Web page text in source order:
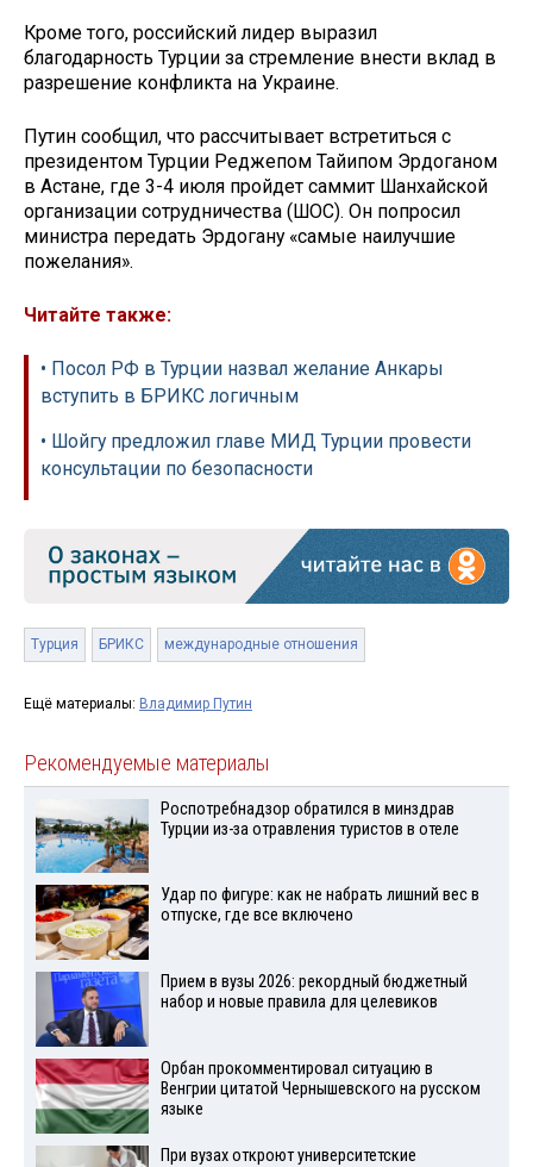
Кроме того, российский лидер выразил
благодарность Турции за стремление внести вклад в
разрешение конфликта на Украине.
Путин сообщил, что рассчитывает встретиться с
президентом Турции Реджепом Тайипом Эрдоганом
в Астане, где 3-4 июля пройдет саммит Шанхайской
организации сотрудничества (ШОС). Он попросил
министра передать Эрдогану «самые наилучшие
пожелания».
Читайте также:
• Посол РФ в Турции назвал желание Анкары
вступить в БРИКС логичным
• Шойгу предложил главе МИД Турции провести
консультации по безопасности
Турция БРИКС международные отношения
Ещё материалы: Владимир Путин
Рекомендуемые материалы
Роспотребнадзор обратился в минздрав
Турции из-за отравления туристов в отеле
Удар по фигуре: как не набрать лишний вес в
отпуске, где все включено
Прием в вузы 2026: рекордный бюджетный
набор и новые правила для целевиков
Орбан прокомментировал ситуацию в
Венгрии цитатой Чернышевского на русском
языке
При вузах откроют университетские